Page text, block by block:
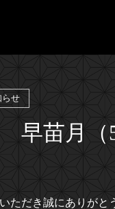
らせ
苗月（
ただき誠にありがと